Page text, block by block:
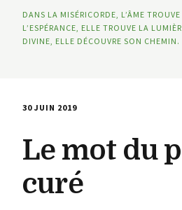
DANS LA MISÉRICORDE, L’ÂME
L’ESPÉRANCE, ELLE TROUVE LA
DIVINE, ELLE DÉCOUVRE SON CHEMIN.
30 JUIN 2019
Le mot du
curé